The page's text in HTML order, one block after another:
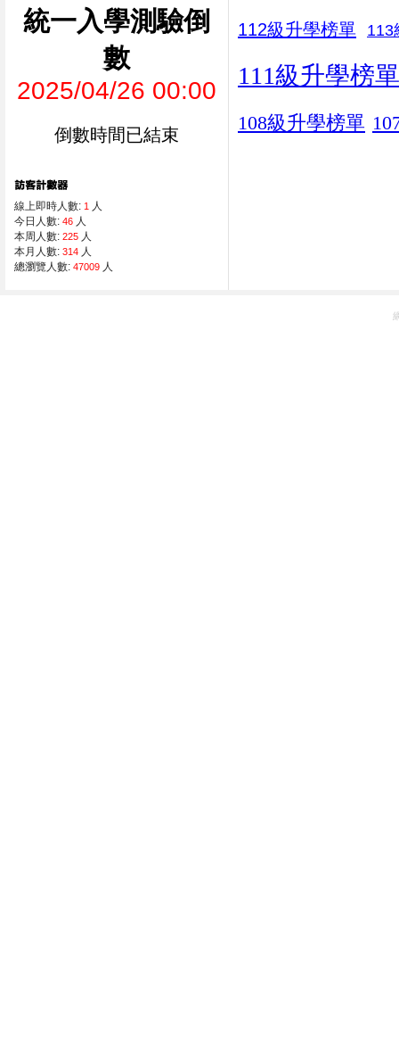
統一入學測驗倒
數
2025/04/26 00:00
倒數時間已結束
線上即時人數: 1 人
今日人數: 46 人
本周人數: 225 人
本月人數: 314 人
總瀏覽人數: 47009 人
112級升學榜單 113
111級升學榜單
108級升學榜單